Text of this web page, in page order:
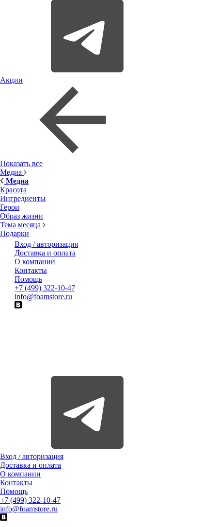
Акции
Показать все
Медиа
Медиа
Красота
Ингредиенты
Герои
Образ жизни
Тема месяца
Подарки
Вход / авторизация
Доставка и оплата
О компании
Контакты
Помощь
+7 (499) 322-10-47
info@foamstore.ru
Вход / авторизация
Доставка и оплата
О компании
Контакты
Помощь
+7 (499) 322-10-47
info@foamstore.ru